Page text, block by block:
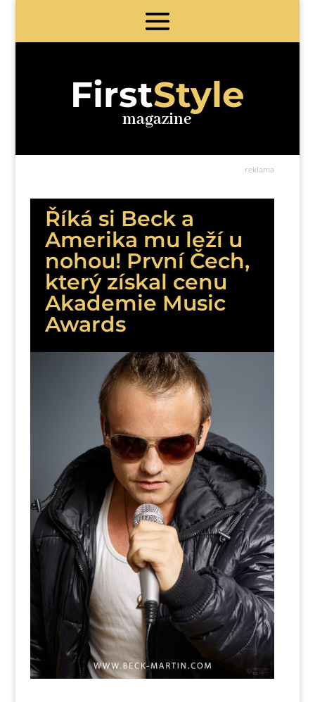
FirstStyle
magazine
reklama
Říká si Beck a
Amerika mu leží u
nohou! První Čech,
který získal cenu
Akademie Music
Awards